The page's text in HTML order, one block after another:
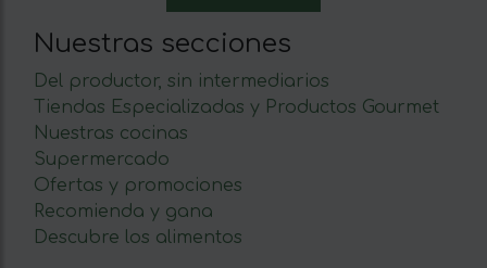
Nuestras secciones
Del productor, sin intermediarios
Tiendas Especializadas y Productos Gourmet
Nuestras cocinas
Supermercado
Ofertas y promociones
Recomienda y gana
Descubre los alimentos